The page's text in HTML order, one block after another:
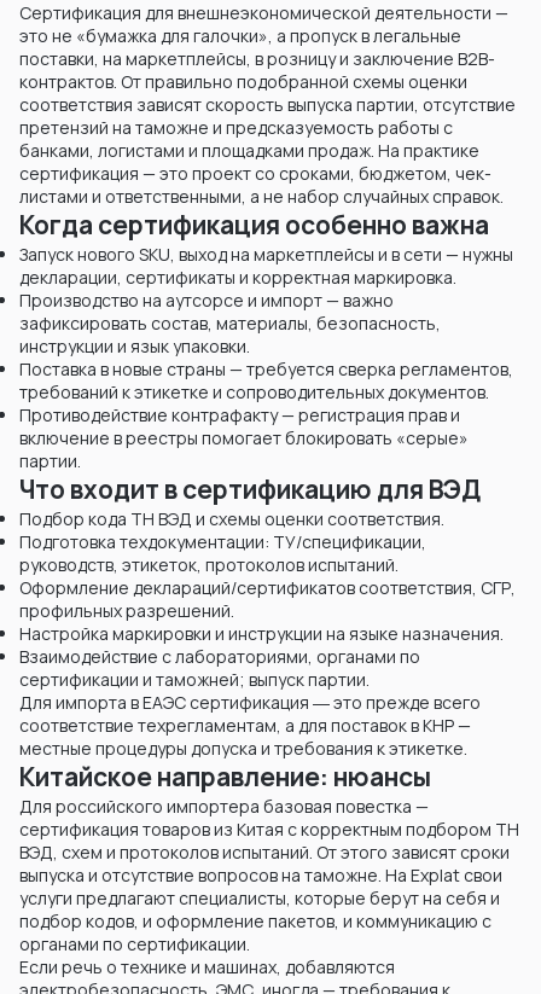
Сертификация для внешнеэкономической деятельности —
это не «бумажка для галочки», а пропуск в легальные
поставки, на маркетплейсы, в розницу и заключение B2B-
контрактов. От правильно подобранной схемы оценки
соответствия зависят скорость выпуска партии, отсутствие
претензий на таможне и предсказуемость работы с
банками, логистами и площадками продаж. На практике
сертификация — это проект со сроками, бюджетом, чек-
листами и ответственными, а не набор случайных справок.
Когда сертификация особенно важна
Запуск нового SKU, выход на маркетплейсы и в сети — нужны
декларации, сертификаты и корректная маркировка.
Производство на аутсорсе и импорт — важно
зафиксировать состав, материалы, безопасность,
инструкции и язык упаковки.
Поставка в новые страны — требуется сверка регламентов,
требований к этикетке и сопроводительных документов.
Противодействие контрафакту — регистрация прав и
включение в реестры помогает блокировать «серые»
партии.
Что входит в сертификацию для ВЭД
Подбор кода ТН ВЭД и схемы оценки соответствия.
Подготовка техдокументации: ТУ/спецификации,
руководств, этикеток, протоколов испытаний.
Оформление деклараций/сертификатов соответствия, СГР,
профильных разрешений.
Настройка маркировки и инструкции на языке назначения.
Взаимодействие с лабораториями, органами по
сертификации и таможней; выпуск партии.
Для импорта в ЕАЭС сертификация ― это прежде всего
соответствие техрегламентам, а для поставок в КНР —
местные процедуры допуска и требования к этикетке.
Китайское направление: нюансы
Для российского импортера базовая повестка —
сертификация товаров из Китая с корректным подбором ТН
ВЭД, схем и протоколов испытаний. От этого зависят сроки
выпуска и отсутствие вопросов на таможне. На Explat свои
услуги предлагают специалисты, которые берут на себя и
подбор кодов, и оформление пакетов, и коммуникацию с
органами по сертификации.
Если речь о технике и машинах, добавляются